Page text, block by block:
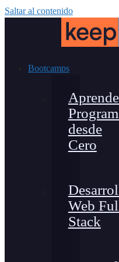
Saltar al contenido
Bootcamps
desde
Cero
Web
Stack